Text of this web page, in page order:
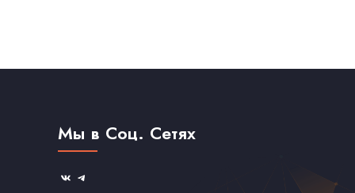
Мы в Соц. Сетях